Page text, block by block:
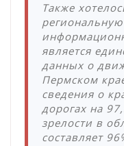
Также
является
данных о
Пермском
сведения о
дорогах на
зрелости в
составляет